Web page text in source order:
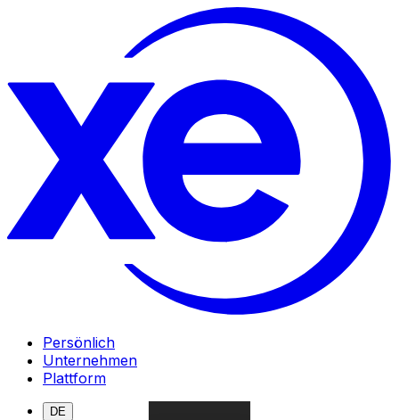
Persönlich
Unternehmen
Plattform
DE